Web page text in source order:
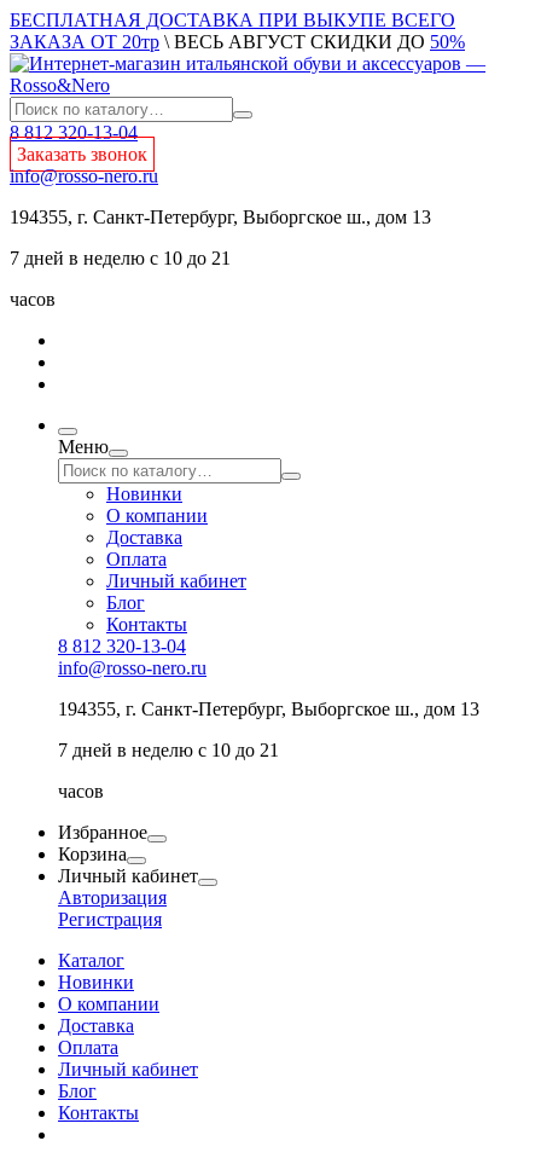
БЕСПЛАТНАЯ ДОСТАВКА ПРИ ВЫКУПЕ ВСЕГО
ЗАКАЗА ОТ 20тр \ ВЕСЬ АВГУСТ СКИДКИ ДО 50%
8 812 320-13-04
Заказать звонок
info@rosso-nero.ru
194355, г. Санкт-Петербург, Выборгское ш., дом 13
7 дней в неделю с 10 до 21
часов
Меню
Новинки
О компании
Доставка
Оплата
Личный кабинет
Блог
Контакты
8 812 320-13-04
info@rosso-nero.ru
194355, г. Санкт-Петербург, Выборгское ш., дом 13
7 дней в неделю с 10 до 21
часов
Избранное
Корзина
Личный кабинет
Авторизация
Регистрация
Каталог
Новинки
О компании
Доставка
Оплата
Личный кабинет
Блог
Контакты